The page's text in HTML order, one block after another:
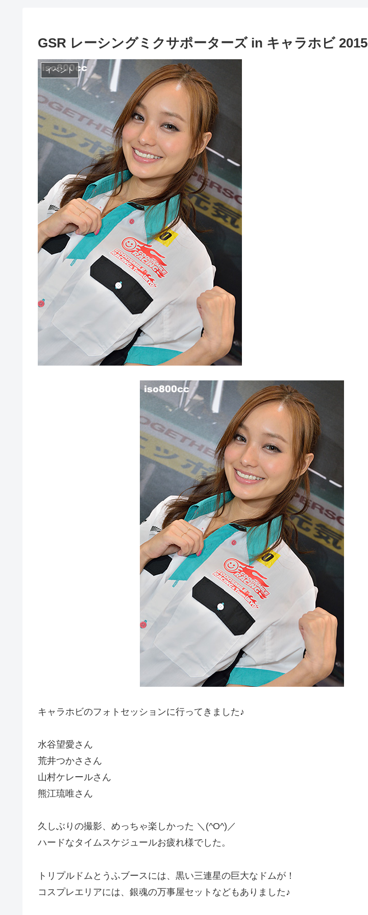
GSR レーシングミクサポーターズ in キャラホビ 2015
イベント
キャラホビのフォトセッションに行ってきました♪
水谷望愛さん
荒井つかささん
山村ケレールさん
熊江琉唯さん
久しぶりの撮影、めっちゃ楽しかった ＼(^O^)／
ハードなタイムスケジュールお疲れ様でした。
トリプルドムとうふブースには、黒い三連星の巨大なドムが！
コスプレエリアには、銀魂の万事屋セットなどもありました♪